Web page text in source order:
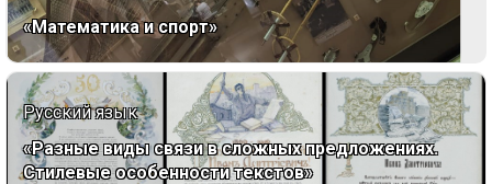
«Математика и спорт»
Русский язык
«Разные виды связи в сложных предложениях.
Стилевые особенности текстов»